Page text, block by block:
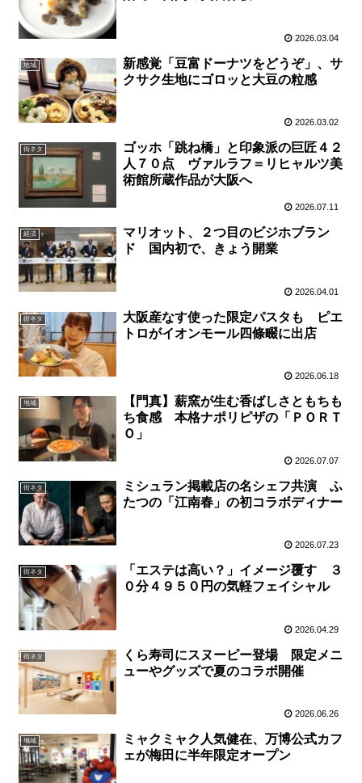
2026.03.04
地域
新感覚「豆富ドーナツをどうぞ」、サ
クサク生地にゴロッと大豆の粒感
2026.03.02
街ネタ
ゴッホ「跳ね橋」と印象派の巨匠４２
人７０点 ヴァルラフ＝リヒャルツ美
術館所蔵作品が大阪へ
2026.07.11
経済
マリオット、２つ目のビジホブラン
ド 国内初で、きょう開業
2026.04.01
街ネタ
大阪産なす使った限定パスタも ピエ
トロがイオンモール四條畷に出店
2026.06.18
地域
【門真】薪窯が生む香ばしさともちも
ち食感 本格ナポリピザの「ＰＯＲＴ
Ｏ」
2026.07.07
街ネタ
ミシュラン掲載店の名シェフ共演 ふ
たつの「江南春」の初コラボディナー
2026.07.23
街ネタ
「エステは高い？」イメージ覆す ３
０分４９５０円の気軽フェイシャル
2026.04.29
街ネタ
くら寿司にスヌーピー登場 限定メニ
ューやグッズで夏のコラボ開催
2026.06.26
地域
ミャクミャク人気健在、万博公式カフ
ェが梅田に半年限定オープン